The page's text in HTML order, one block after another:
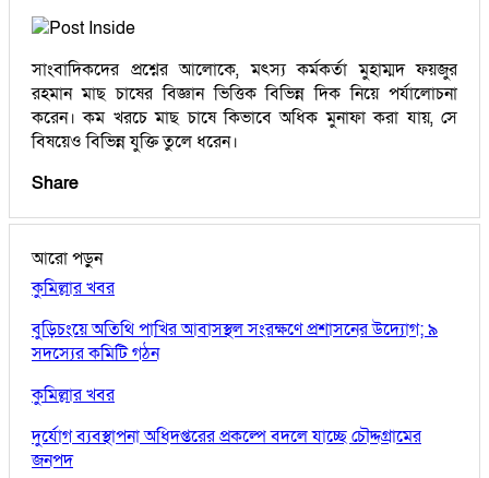
সাংবাদিকদের প্রশ্নের আলোকে, মৎস্য কর্মকর্তা মুহাম্মদ ফয়জুর
রহমান মাছ চাষের বিজ্ঞান ভিত্তিক বিভিন্ন দিক নিয়ে পর্যালোচনা
করেন। কম খরচে মাছ চাষে কিভাবে অধিক মুনাফা করা যায়, সে
বিষয়েও বিভিন্ন যুক্তি তুলে ধরেন।
Share
আরো পড়ুন
কুমিল্লার খবর
বুড়িচংয়ে অতিথি পাখির আবাসস্থল সংরক্ষণে প্রশাসনের উদ্যোগ; ৯
সদস্যের কমিটি গঠন
কুমিল্লার খবর
দুর্যোগ ব্যবস্থাপনা অধিদপ্তরের প্রকল্পে বদলে যাচ্ছে চৌদ্দগ্রামের
জনপদ